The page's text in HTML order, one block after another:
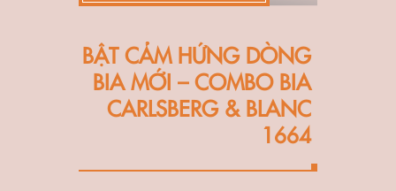
BẬT CẢM HỨNG DÒNG
BIA MỚI – COMBO BIA
CARLSBERG & BLANC
1664